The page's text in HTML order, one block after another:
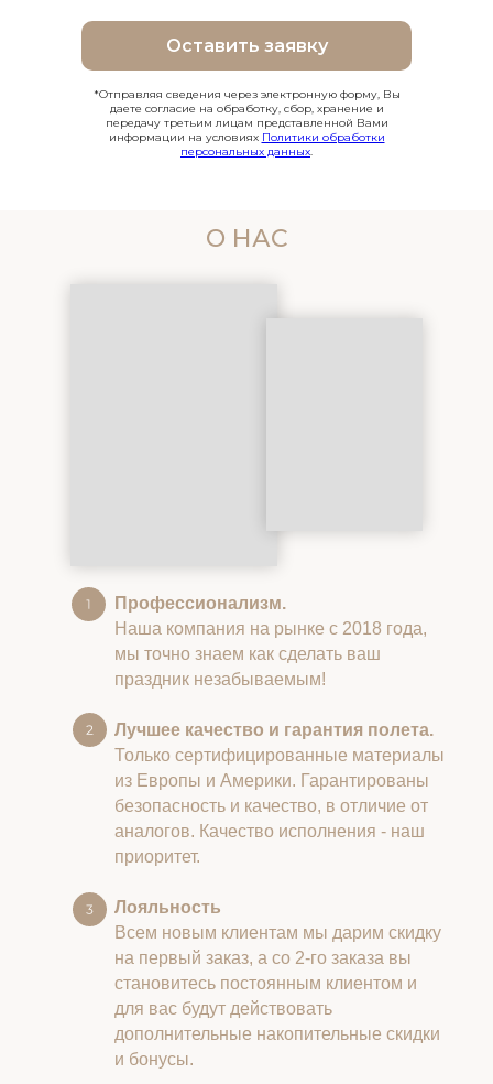
Оставить заявку
*Отправляя сведения через электронную форму, Вы
даете согласие на обработку, сбор, хранение и
передачу третьим лицам представленной Вами
информации на условиях Политики обработки
персональных данных.
О НАС
Профессионализм.
Наша компания на рынке с 2018 года,
мы точно знаем как сделать ваш
праздник незабываемым!
Лучшее качество и гарантия полета.
Только сертифицированные материалы
из Европы и Америки. Гарантированы
безопасность и качество, в отличие от
аналогов. Качество исполнения - наш
приоритет.
Лояльность
Всем новым клиентам мы дарим скидку
на первый заказ, а со 2-го заказа вы
становитесь постоянным клиентом и
для вас будут действовать
дополнительные накопительные скидки
и бонусы.